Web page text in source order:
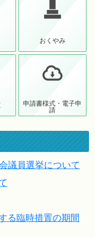
おくやみ
申請書様式・電子申
請
議員選挙について
る臨時措置の期間